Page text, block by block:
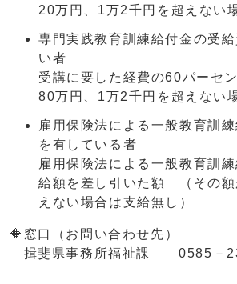
20万円、1万2千円を超えない
専門実践教育訓練給付金の受
い者
受講に要した経費の60パーセ
80万円、1万2千円を超えない
雇用保険法による一般教育訓
を有している者
雇用保険法による一般教育訓
給額を差し引いた額 （その額
えない場合は支給無し）
🔶窓口（お問い合わせ先）
揖斐県事務所福祉課 0585－